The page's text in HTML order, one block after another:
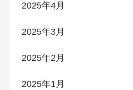
2025年4月
2025年3月
2025年2月
2025年1月